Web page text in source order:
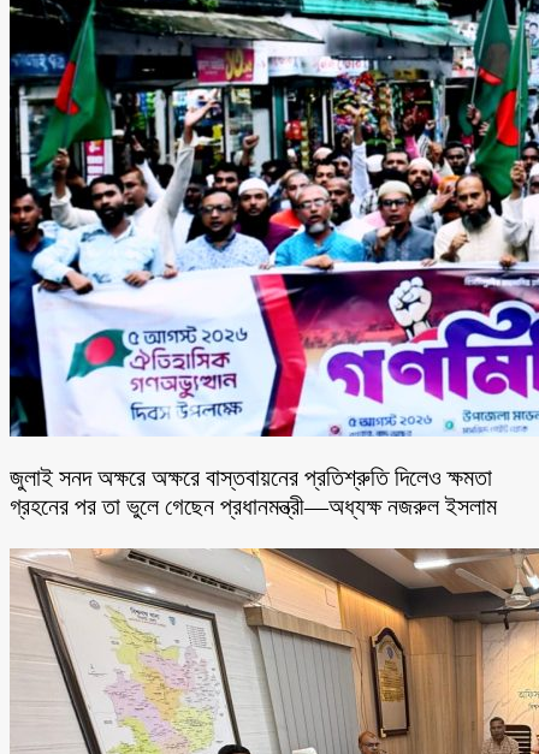
জুলাই সনদ অক্ষরে অক্ষরে বাস্তবায়নের প্রতিশ্রুতি দিলেও ক্ষমতা
গ্রহনের পর তা ভুলে গেছেন প্রধানমন্ত্রী—অধ্যক্ষ নজরুল ইসলাম